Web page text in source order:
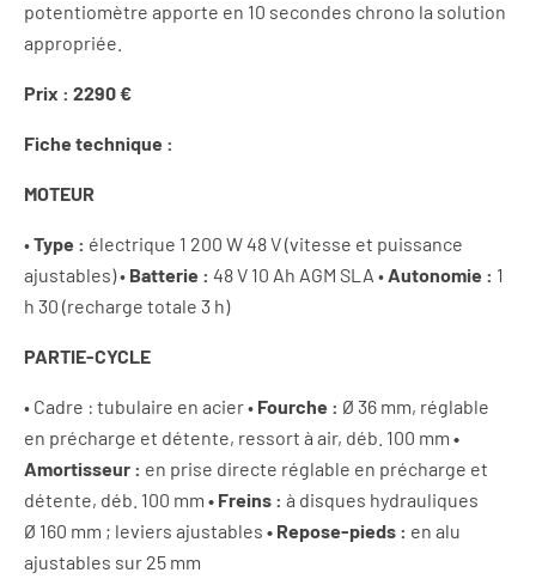
potentiomètre apporte en 10 secondes chrono la solution
appropriée.
Prix : 2290 €
Fiche technique :
MOTEUR
•Type : électrique 1 200 W 48 V (vitesse et puissance
ajustables) • Batterie : 48 V 10 Ah AGM SLA •Autonomie : 1
h 30 (recharge totale 3 h)
PARTIE-CYCLE
• Cadre : tubulaire en acier • Fourche : Ø 36 mm, réglable
en précharge et détente, ressort à air, déb. 100 mm •
Amortisseur : en prise directe réglable en précharge et
détente, déb. 100 mm • Freins : à disques hydrauliques
Ø 160 mm ; leviers ajustables • Repose-pieds : en alu
ajustables sur 25 mm